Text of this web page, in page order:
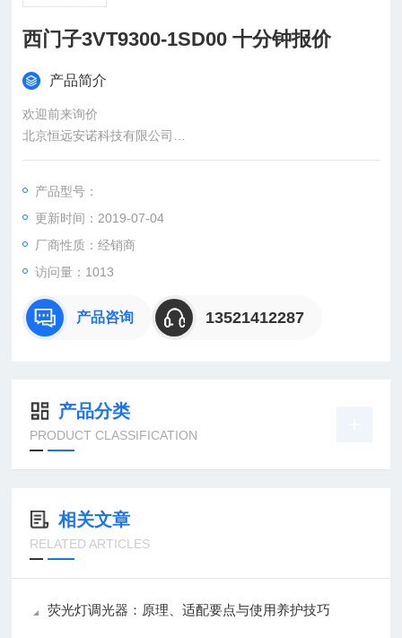
西门子3VT9300-1SD00 十分钟报价
产品简介
欢迎前来询价
北京恒远安诺科技有限公司
：
：曹
：
直销德国欧洲机电工控设备配件
国及欧洲生产的各类工控机电设备、仪器仪表、零配件，保证*。
公司
产品型号：
更新时间：2019-07-04
厂商性质：经销商
访问量：1013
产品咨询 13521412287
产品分类
PRODUCT CLASSIFICATION
相关文章
RELATED ARTICLES
荧光灯调光器：原理、适配要点与使用养护技巧